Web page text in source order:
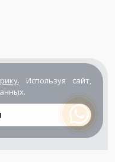
. Используя сайт,